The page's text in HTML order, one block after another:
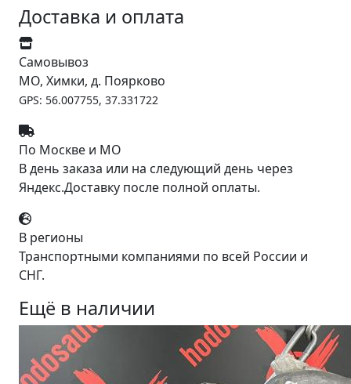
Доставка и оплата
Самовывоз
МО, Химки, д. Поярково
GPS: 56.007755, 37.331722
По Москве и МО
В день заказа или на следующий день через
Яндекс.Доставку после полной оплаты.
В регионы
Транспортными компаниями по всей России и
СНГ.
Ещё в наличии